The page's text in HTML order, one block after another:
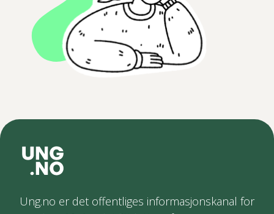
Ung.no er det offentliges informasjonskanal for